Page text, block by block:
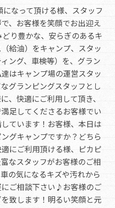
なって頂ける様、スタッフ
、お客様を笑顔でお出迎え
り豊かな、安らぎのあるキ
給油）をキャンプ、スタッ
ング、車検等）を、グラン
はキャンプ場の運営スタッ
グランピングスタッフとし
、快適にご利用して頂き、
足してくださるお客様でい
ています！お客様、本日は
グキャンプですか？どちら
にご利用頂ける様、ピカピ
なスタッフがお客様のご相
の気になるキズや汚れから
ご相談下さい♪お客様のご
致します！明るい笑顔と元